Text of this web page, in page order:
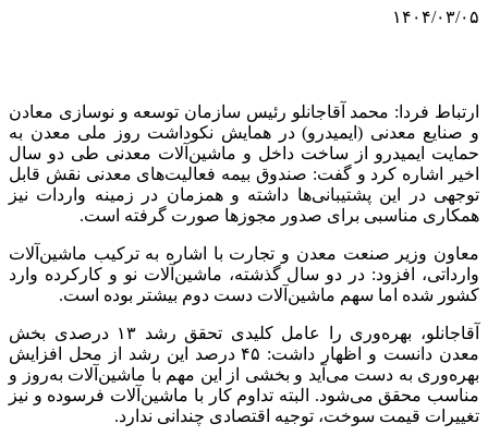
۱۴۰۴/۰۳/۰۵
ارتباط فردا: محمد آقاجانلو رئیس سازمان توسعه و نوسازی معادن
و صنایع معدنی (ایمیدرو) در همایش نکوداشت روز ملی معدن به
حمایت
ایمیدرو از ساخت داخل و ماشین‌آلات معدنی طی دو سال
اخیر اشاره کرد و گفت: صندوق بیمه فعالیت‌های معدنی نقش قابل
توجهی در این پشتیبانی‌ها داشته و همزمان در زمینه واردات نیز
همکاری مناسبی برای صدور مجوزها صورت گرفته است.
معاون وزیر صنعت معدن و تجارت با اشاره به ترکیب ماشین‌آلات
وارداتی، افزود: در دو سال گذشته، ماشین‌آلات نو و کارکرده وارد
کشور شده اما سهم ماشین‌آلات دست دوم بیشتر بوده است.
آقاجانلو، بهره‌وری را عامل کلیدی تحقق رشد ۱۳ درصدی بخش
معدن دانست و اظهار داشت: ۴۵ درصد این رشد از محل افزایش
بهره‌وری به دست می‌آید و بخشی از این مهم با ماشین‌آلات به‌روز و
مناسب محقق می‌شود. البته تداوم کار با ماشین‌آلات فرسوده و نیز
تغییرات قیمت سوخت، توجیه اقتصادی چندانی ندارد.